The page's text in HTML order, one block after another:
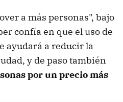
a más personas", bajo
confía en que el uso de
ayudará a reducir la
y de paso también
por un precio más